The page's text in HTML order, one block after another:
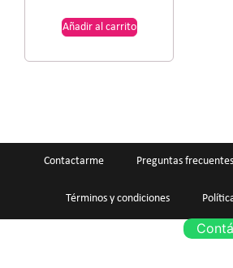
Añadir al carrito
Contactarme Preguntas frecuentes
Términos y condiciones